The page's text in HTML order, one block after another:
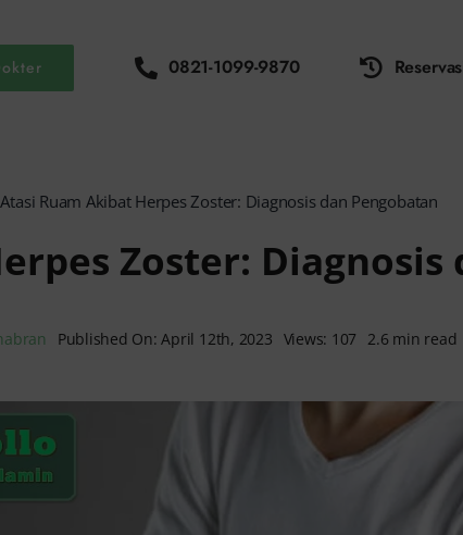
0821-1099-9870
Atasi Ruam Akibat Herpes Zoster: Diagnosis dan Pengobatan
Zoster: Diagnosis
Published On: April 12th, 2023 Views: 107 2.6 min read